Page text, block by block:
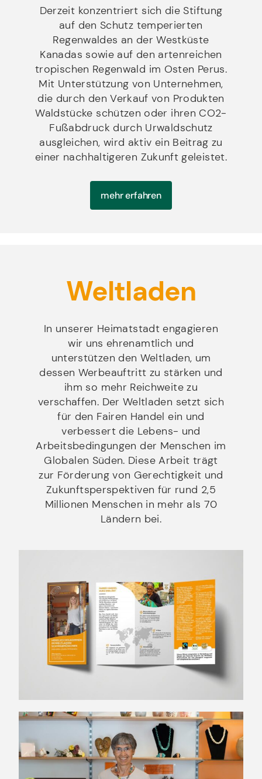
Derzeit konzentriert sich die Stiftung
auf den Schutz temperierten
Regenwaldes an der Westküste
Kanadas sowie auf den artenreichen
tropischen Regenwald im Osten Perus.
Mit Unterstützung von Unternehmen,
die durch den Verkauf von Produkten
Waldstücke schützen oder ihren CO2-
Fußabdruck durch Urwaldschutz
ausgleichen, wird aktiv ein Beitrag zu
einer nachhaltigeren Zukunft geleistet.
mehr erfahren
Weltladen
In unserer Heimatstadt engagieren
wir uns ehrenamtlich und
unterstützen den Weltladen, um
dessen Werbeauftritt zu stärken und
ihm so mehr Reichweite zu
verschaffen. Der Weltladen setzt sich
für den Fairen Handel ein und
verbessert die Lebens- und
Arbeitsbedingungen der Menschen im
Globalen Süden. Diese Arbeit trägt
zur Förderung von Gerechtigkeit und
Zukunftsperspektiven für rund 2,5
Millionen Menschen in mehr als 70
Ländern bei.